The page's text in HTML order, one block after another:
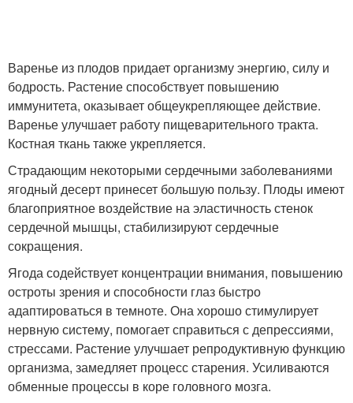
Варенье из плодов придает организму энергию, силу и
бодрость. Растение способствует повышению
иммунитета, оказывает общеукрепляющее действие.
Варенье улучшает работу пищеварительного тракта.
Костная ткань также укрепляется.
Страдающим некоторыми сердечными заболеваниями
ягодный десерт принесет большую пользу. Плоды имеют
благоприятное воздействие на эластичность стенок
сердечной мышцы, стабилизируют сердечные
сокращения.
Ягода содействует концентрации внимания, повышению
остроты зрения и способности глаз быстро
адаптироваться в темноте. Она хорошо стимулирует
нервную систему, помогает справиться с депрессиями,
стрессами. Растение улучшает репродуктивную функцию
организма, замедляет процесс старения. Усиливаются
обменные процессы в коре головного мозга.